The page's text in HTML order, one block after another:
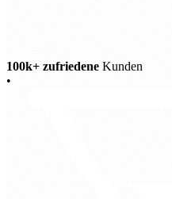
100k+ zufriedene Kunden
•